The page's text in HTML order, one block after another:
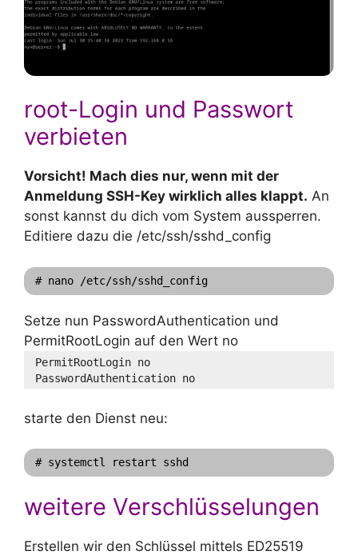
root-Login und Passwort
verbieten
Vorsicht! Mach dies nur, wenn mit der
Anmeldung SSH-Key wirklich alles klappt. An
sonst kannst du dich vom System aussperren.
Editiere dazu die /etc/ssh/sshd_config
# nano /etc/ssh/sshd_config
Setze nun PasswordAuthentication und
PermitRootLogin auf den Wert no
PermitRootLogin no
PasswordAuthentication no
starte den Dienst neu:
# systemctl restart sshd
weitere Verschlüsselungen
Erstellen wir den Schlüssel mittels ED25519